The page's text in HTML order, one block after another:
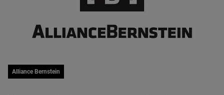
Alliance Bernstein